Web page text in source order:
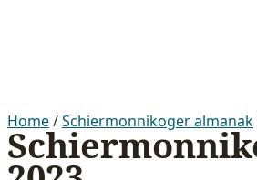
Home/Schiermonnikoger almanak